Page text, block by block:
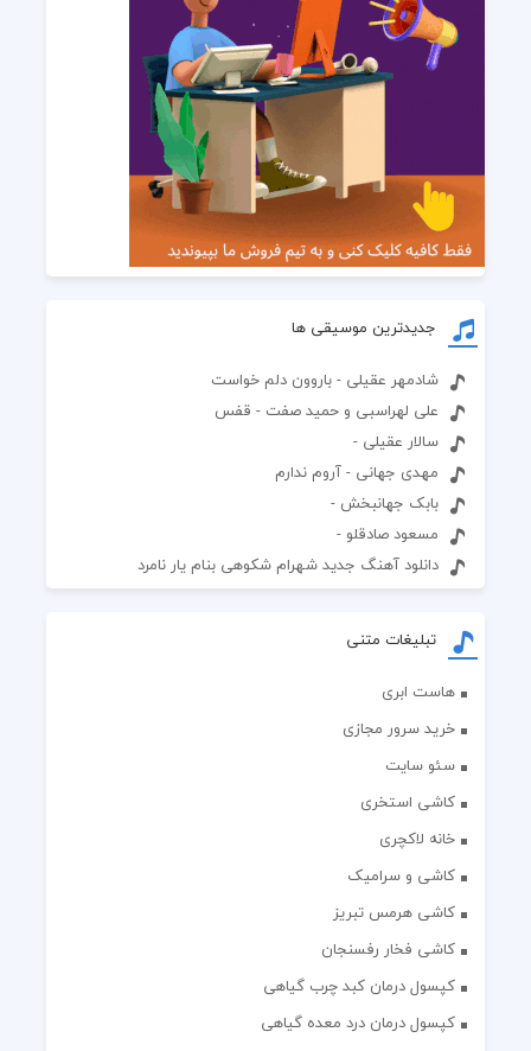
جدیدترین موسیقی ها
شادمهر عقیلی - باروون دلم خواست
علی لهراسبی و حمید صفت - قفس
سالار عقیلی -
مهدی جهانی - آروم ندارم
بابک جهانبخش -
مسعود صادقلو -
دانلود آهنگ جدید شهرام شکوهی بنام یار نامرد
تبلیغات متنی
هاست ابری
خرید سرور مجازی
سئو سایت
کاشی استخری
خانه لاکچری
کاشی و سرامیک
کاشی هرمس تبریز
کاشی فخار رفسنجان
کپسول درمان کبد چرب گیاهی
کپسول درمان درد معده گیاهی